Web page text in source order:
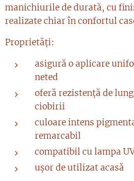
manichiurile de durată, cu
realizate chiar în confortul
Proprietăți:
asigură o aplicare
neted
oferă rezistență de
ciobirii
culoare intens
remarcabil
compatibil cu lampa
ușor de utilizat acasă